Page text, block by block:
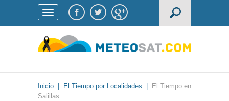
Inicio El Tiempo por Localidades
El Tiempo en
Salillas